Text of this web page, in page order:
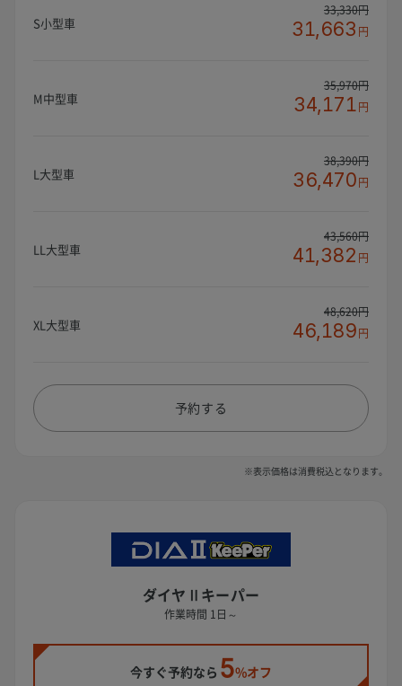
S小型車
33,330円
31,663 円
M中型車
35,970円
34,171円
L大型車
38,390円
36,470円
LL大型車
43,560円
41,382 円
XL大型車
48,620円
46,189円
予約する
※表示価格は消費税込となります。
ダイヤⅡキーパー
作業時間 1日～
今すぐ予約なら 5%オフ